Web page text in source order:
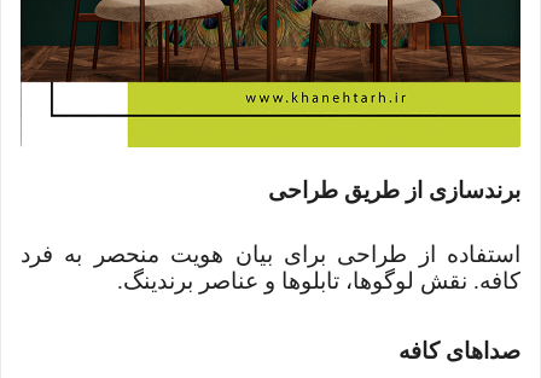
برندسازی از طریق طراحی
استفاده از طراحی برای بیان هویت منحصر به فرد
کافه. نقش لوگوها، تابلوها و عناصر برندینگ.
صداهای کافه